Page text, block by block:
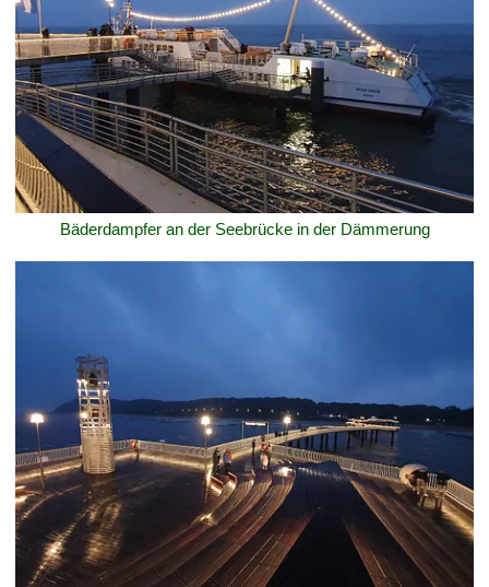
Bäderdampfer an der Seebrücke in der Dämmerung